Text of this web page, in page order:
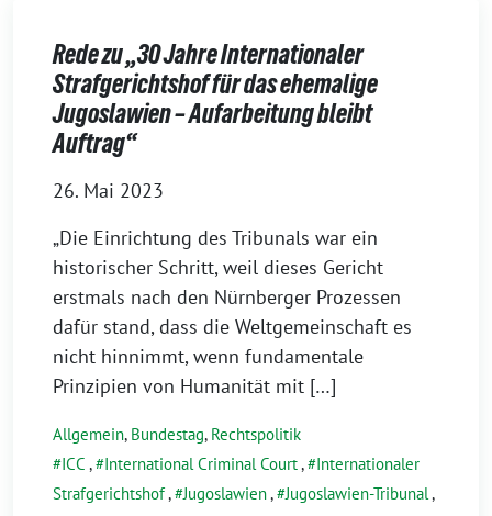
Rede zu „30 Jahre Internationaler
Strafgerichtshof für das ehemalige
Jugoslawien – Aufarbeitung bleibt
Auftrag“
26. Mai 2023
„Die Einrichtung des Tribunals war ein
historischer Schritt, weil dieses Gericht
erstmals nach den Nürnberger Prozessen
dafür stand, dass die Weltgemeinschaft es
nicht hinnimmt, wenn fundamentale
Prinzipien von Humanität mit […]
Allgemein, Bundestag, Rechtspolitik
ICC , International Criminal Court,
Internationaler
Strafgerichtshof, Jugoslawien, Jugoslawien-Tribunal,